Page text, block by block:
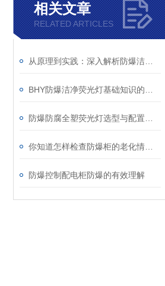
相关文章
RELATED ARTICLES
防爆控制配电柜防爆的有效理解